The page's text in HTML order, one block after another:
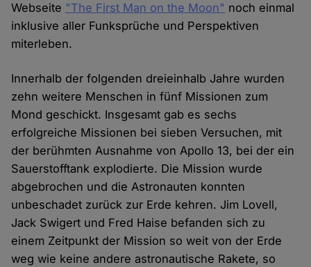
Webseite "The First Man on the Moon" noch einmal
inklusive aller Funksprüche und Perspektiven
miterleben.
Innerhalb der folgenden dreieinhalb Jahre wurden
zehn weitere Menschen in fünf Missionen zum
Mond geschickt. Insgesamt gab es sechs
erfolgreiche Missionen bei sieben Versuchen, mit
der berühmten Ausnahme von Apollo 13, bei der ein
Sauerstofftank explodierte. Die Mission wurde
abgebrochen und die Astronauten konnten
unbeschadet zurück zur Erde kehren. Jim Lovell,
Jack Swigert und Fred Haise befanden sich zu
einem Zeitpunkt der Mission so weit von der Erde
weg wie keine andere astronautische Rakete, so